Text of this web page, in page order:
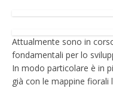
Attualmente sono in
fondamentali per lo
In modo particolare è in
già con le mappine fiorali